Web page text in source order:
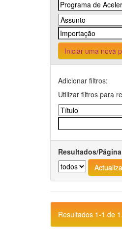
Iniciar uma nova
Adicionar filtros:
Utilizar filtros para
Resultados/Página
Resultados 1-1 de 1.